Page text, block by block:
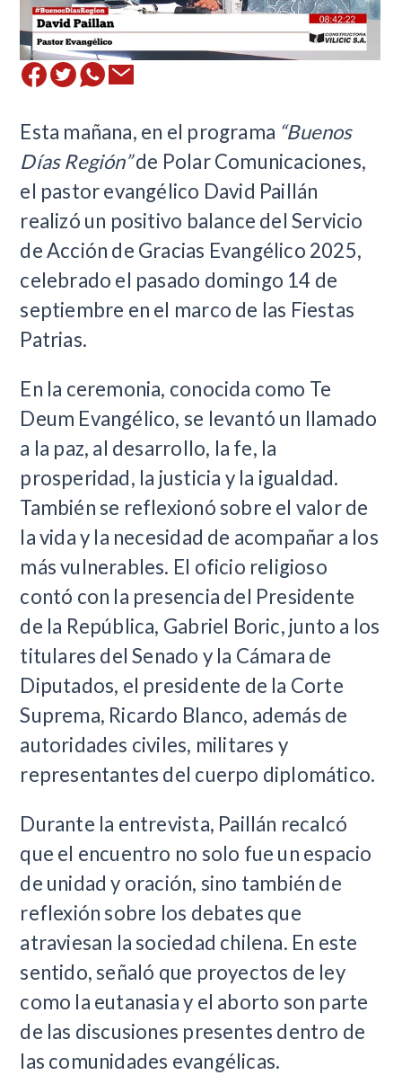
Esta mañana, en el programa “Buenos
Días Región”de Polar Comunicaciones,
el pastor evangélico David Paillán
realizó un positivo balance del Servicio
de Acción de Gracias Evangélico 2025,
celebrado el pasado domingo 14 de
septiembre en el marco de las Fiestas
Patrias.
En la ceremonia, conocida como Te
Deum Evangélico, se levantó un llamado
a la paz, al desarrollo, la fe, la
prosperidad, la justicia y la igualdad.
También se reflexionó sobre el valor de
la vida y la necesidad de acompañar a los
más vulnerables. El oficio religioso
contó con la presencia del Presidente
de la República, Gabriel Boric, junto a los
titulares del Senado y la Cámara de
Diputados, el presidente de la Corte
Suprema, Ricardo Blanco, además de
autoridades civiles, militares y
representantes del cuerpo diplomático.
Durante la entrevista, Paillán recalcó
que el encuentro no solo fue un espacio
de unidad y oración, sino también de
reflexión sobre los debates que
atraviesan la sociedad chilena. En este
sentido, señaló que proyectos de ley
como la eutanasia y el aborto son parte
de las discusiones presentes dentro de
las comunidades evangélicas.